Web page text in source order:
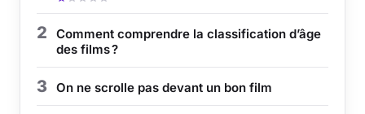
Sciences & Tech
Forum
2
Comment comprendre la classification d’âge
des films ?
3 On ne scrolle pas devant un bon film